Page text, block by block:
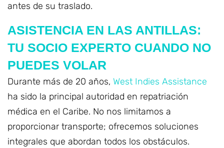
antes de su traslado.
ASISTENCIA EN LAS ANTILLAS:
TU SOCIO EXPERTO CUANDO NO
PUEDES VOLAR
Durante más de 20 años, West Indies Assistance
ha sido la principal autoridad en repatriación
médica en el Caribe. No nos limitamos a
proporcionar transporte; ofrecemos soluciones
integrales que abordan todos los obstáculos.